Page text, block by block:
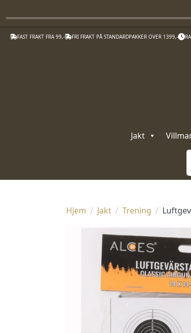
FAST FRAKT FRA 99,- FRI FRAKT PÅ STANDARDPAKKER OVER 1399,-
Jakt
Hjem Jakt Trening